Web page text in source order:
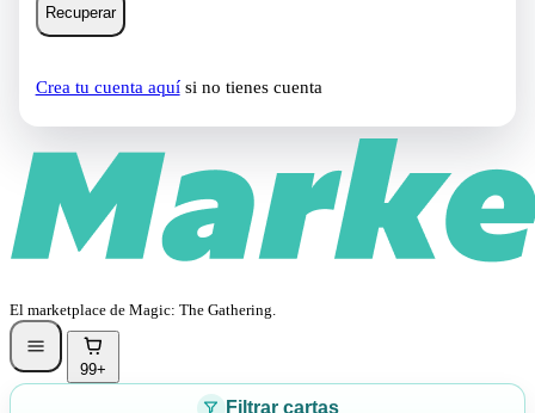
Recuperar
Crea tu cuenta aquísi no tienes cuenta
El marketplace de Magic: The Gathering.
99+
Filtrar cartas